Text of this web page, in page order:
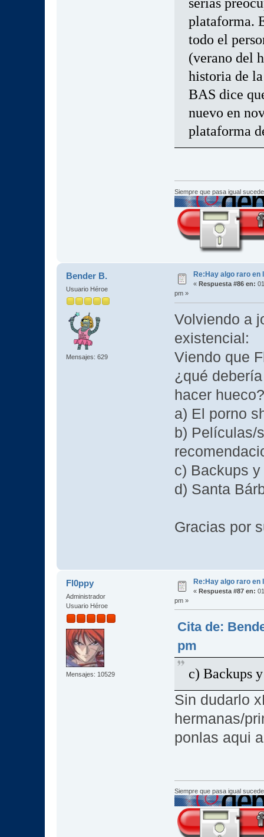
plataforma.
todo el
(verano del
historia de
BAS dice
nuevo en
plataforma
Siempre que pasa igual
Bender B.
Usuario Héroe
Mensajes: 629
Re:Hay algo raro en
« Respuesta #86 en:
pm »
Volviendo a
existencial:
Viendo que
¿qué
hacer hueco?
a) El porno
b) Películas/
c) Backups
d) Santa
Gracias por
Fl0ppy
Administrador
Usuario Héroe
Mensajes: 10529
Re:Hay algo raro en
« Respuesta #87 en:
pm »
Cita de:
pm
c) Backups
Sin dudarlo
hermanas/
ponlas aqui
Siempre que pasa igual